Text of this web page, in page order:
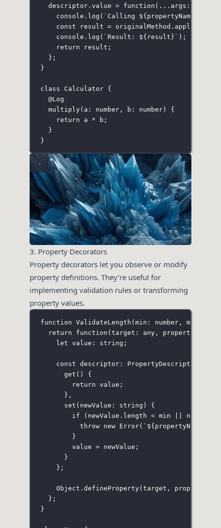
descriptor. value = function ( ... args :
console. log ( `Calling ${ propertyName
const result = originalMethod. apply
console. log ( `Result: ${ result } ` );
return result;
};
}
class Calculator {
@Log
multiply( a : number, b : number) {
return a * b;
}
}
3. Property Decorators
Property decorators let you observe or modify
property definitions. They’re useful for
implementing validation rules or transforming
property values.
function ValidateLength ( min : number, max
return
function ( target : any, propertyName
let value : string ;
const descriptor: PropertyDescriptor
get () {
return value;
},
set ( newValue : string ) {
if (newValue.length < min
throw
new Error( ` ${ propertyName
}
value = newValue;
}
};
Object. defineProperty(target,
};
}